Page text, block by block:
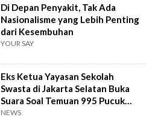
Di Depan Penyakit, Tak Ada
Nasionalisme yang Lebih Penting
dari Kesembuhan
YOUR SAY
Eks Ketua Yayasan Sekolah
Swasta di Jakarta Selatan Buka
Suara Soal Temuan 995 Pucuk
Senjata Api
NEWS